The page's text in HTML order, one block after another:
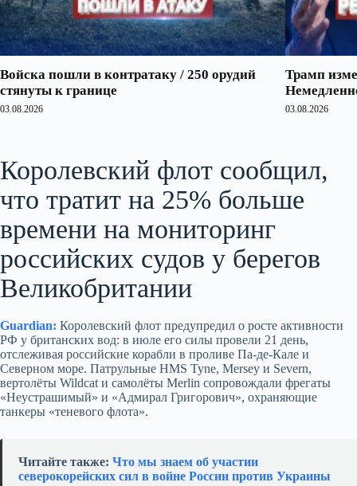
Войска пошли в контратаку / 250 орудий
стянуты к границе
03.08.2026
Трамп
03.08.2026
Королевский флот сообщил,
что тратит на 25% больше
времени на мониторинг
российских судов у берегов
Великобритании
Guardian: Королевский флот предупредил о росте активности
РФ у британских вод: в июле его силы провели 21 день,
отслеживая российские корабли в проливе Па-де-Кале и
Северном море. Патрульные HMS Tyne, Mersey и Severn,
вертолёты Wildcat и самолёты Merlin сопровождали фрегаты
«Неустрашимый» и «Адмирал Григорович», охраняющие
танкеры «теневого флота».
Читайте также: Что мы знаем об участии
северокорейских сил в войне России против Украины